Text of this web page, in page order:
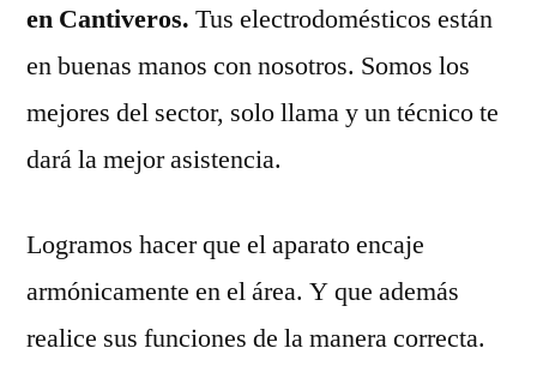
en Cantiveros. Tus electrodomésticos están
en buenas manos con nosotros. Somos los
mejores del sector, solo llama y un técnico te
dará la mejor asistencia.
Logramos hacer que el aparato encaje
armónicamente en el área. Y que además
realice sus funciones de la manera correcta.